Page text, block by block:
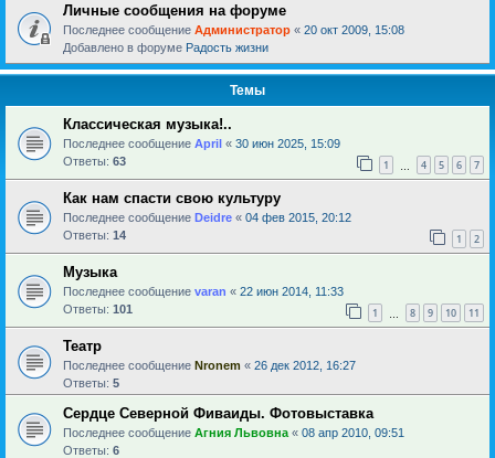
Личные сообщения на форуме
Последнее сообщение Администратор « 20 окт 2009, 15:08
Добавлено в форуме Радость жизни
Темы
Классическая музыка!..
Последнее сообщение April « 30 июн 2025, 15:09
Ответы: 63 1 4 5 6 7
Как нам спасти свою культуру
Последнее сообщение Deidre « 04 фев 2015, 20:12
Ответы: 14 1 2
Музыка
Последнее сообщение varan « 22 июн 2014, 11:33
Ответы: 101 1 8 9 10 11
Театр
Последнее сообщение Nronem « 26 дек 2012, 16:27
Ответы: 5
Сердце Северной Фиваиды. Фотовыставка
Последнее сообщение Агния Львовна « 08 апр 2010, 09:51
Ответы: 6